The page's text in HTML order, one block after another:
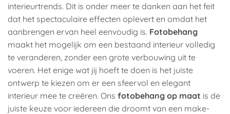
interieurtrends. Dit is onder meer te danken aan het feit
dat het spectaculaire effecten oplevert en omdat het
aanbrengen ervan heel eenvoudig is. Fotobehang
maakt het mogelijk om een bestaand interieur volledig
te veranderen, zonder een grote verbouwing uit te
voeren. Het enige wat jij hoeft te doen is het juiste
ontwerp te kiezen om er een sfeervol en elegant
interieur mee te creëren. Ons fotobehang op maat is de
juiste keuze voor iedereen die droomt van een make-